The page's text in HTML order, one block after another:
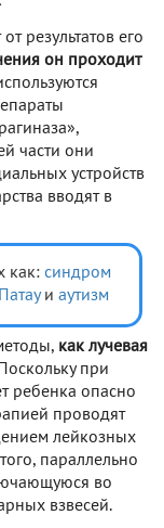
результатов его
он проходит
части они
устройств
вводят в
как: синдром
и аутизм
как лучевая
при
ребенка опасно
проводят
лейкозных
параллельно
во
взвесей.